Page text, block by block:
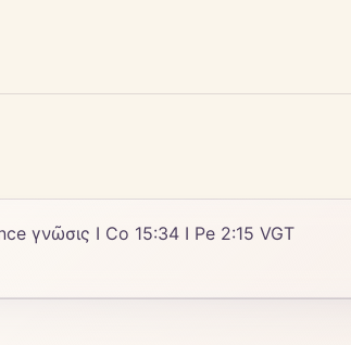
γνῶσις I Co 15:34 I Pe 2:15 VGT